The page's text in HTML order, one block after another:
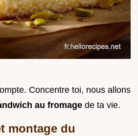
Concentre toi, nous allons
au fromage de ta vie.
montage du